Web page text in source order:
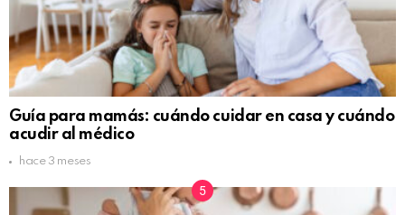
Guía para mamás: cuándo cuidar en casa y cuándo
acudir al médico
hace 3 meses